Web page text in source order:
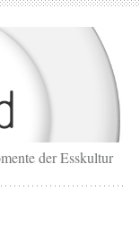
der Esskultur